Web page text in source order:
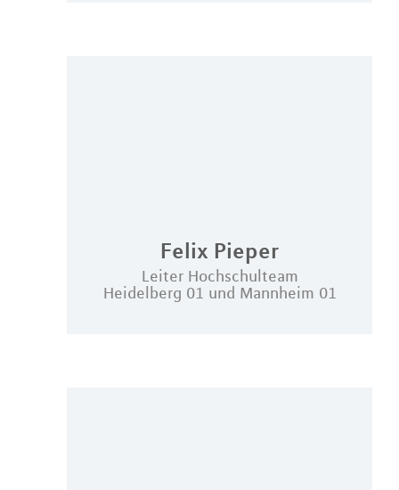
Felix Pieper
Leiter Hochschulteam
Heidelberg 01 und Mannheim 01